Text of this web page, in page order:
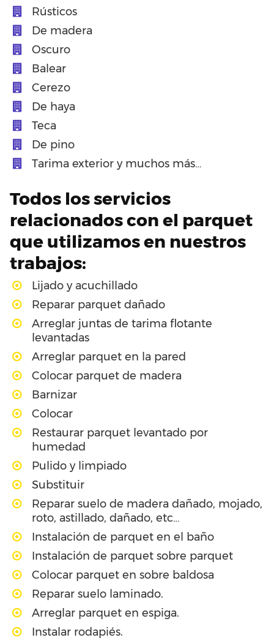
Rústicos
De madera
Oscuro
Balear
Cerezo
De haya
Teca
De pino
Tarima exterior y muchos más…
Todos los servicios
relacionados con el parquet
que utilizamos en nuestros
trabajos:
Lijado y acuchillado
Reparar parquet dañado
Arreglar juntas de tarima flotante
levantadas
Arreglar parquet en la pared
Colocar parquet de madera
Barnizar
Colocar
Restaurar parquet levantado por
humedad
Pulido y limpiado
Substituir
Reparar suelo de madera dañado, mojado,
roto, astillado, dañado, etc…
Instalación de parquet en el baño
Instalación de parquet sobre parquet
Colocar parquet en sobre baldosa
Reparar suelo laminado.
Arreglar parquet en espiga.
Instalar rodapiés.